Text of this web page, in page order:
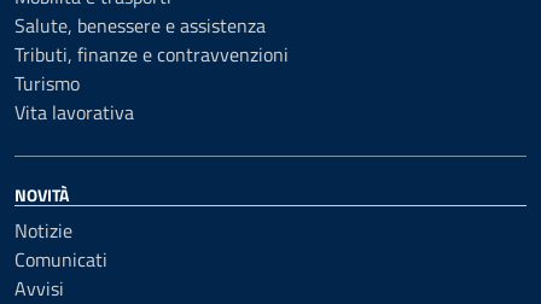
Salute, benessere e assistenza
Tributi, finanze e contravvenzioni
Turismo
Vita lavorativa
NOVITÀ
Notizie
Comunicati
Avvisi